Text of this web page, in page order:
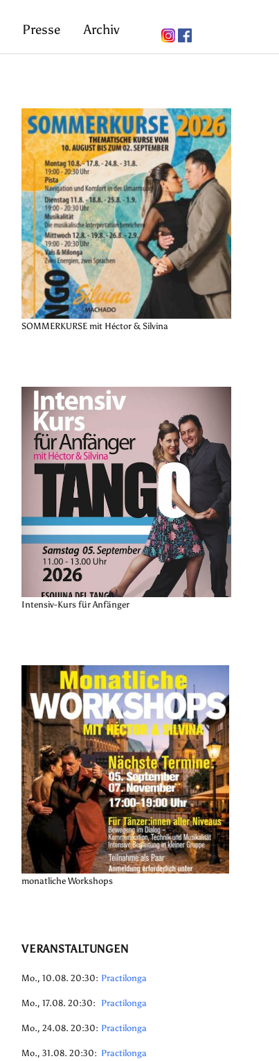
Presse Archiv
SOMMERKURSE mit Héctor & Silvina
Intensiv-Kurs für Anfänger
monatliche Workshops
VERANSTALTUNGEN
Mo., 10.08. 20:30: Practilonga
Mo., 17.08. 20:30: Practilonga
Mo., 24.08. 20:30: Practilonga
Mo., 31.08. 20:30: Practilonga